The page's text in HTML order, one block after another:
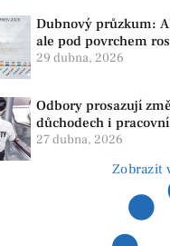
Dubnový průzkum:
ale pod povrchem
Strana PRO se drží
29 dubna, 2026
Odbory prosazují
důchodech i
Dopady pocítí i lidé v
27 dubna, 2026
Zobrazit